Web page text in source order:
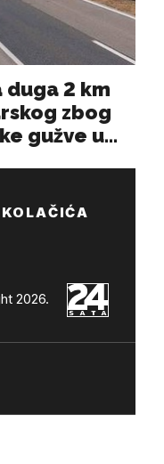
2026.